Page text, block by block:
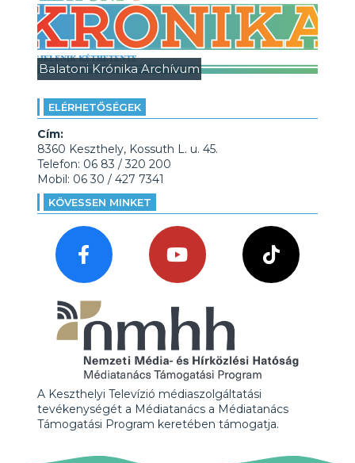
Balatoni Krónika Archívum
ELÉRHETŐSÉGEK
Cím:
8360 Keszthely, Kossuth L. u. 45.
Telefon: 06 83 / 320 200
Mobil: 06 30 / 427 7341
KÖVESSEN MINKET
A Keszthelyi Televízió médiaszolgáltatási
tevékenységét a Médiatanács a Médiatanács
Támogatási Program keretében támogatja.